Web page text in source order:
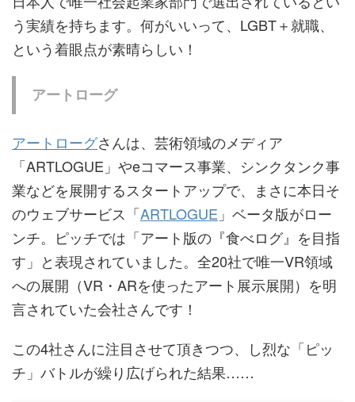
う実績を持ちます。何がいいって、LGBT＋就職、
という着眼点が素晴らしい！
アートローグ
アートローグさんは、芸術領域のメディア
「ARTLOGUE」やeコマース事業、シンクタンク事
業などを展開するスタートアップで、まさに本日そ
のウェブサービス「ARTLOGUE 」ベータ版がロー
ンチ。ピッチでは「アート版の『食べログ』を目指
す」と表現されていました。全20社で唯一VR領域
への展開（VR・ARを使ったアート展示展開）を明
言されていた会社さんです！
この4社さんに注目させて頂きつつ、し烈な「ピッ
チ」バトルが繰り広げられた結果……